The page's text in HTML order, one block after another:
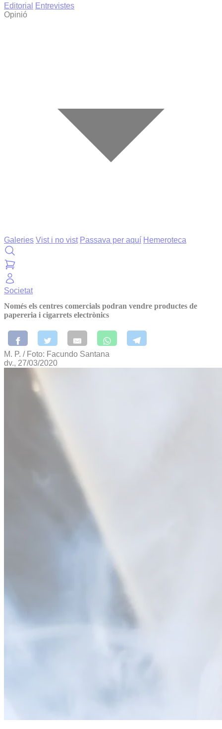
Editorial
Entrevistes
Opinió
Galeries Vist i no vist Passava per aquí Hemeroteca
Societat
Només els centres comercials podran vendre productes de
papereria i cigarrets electrònics
M. P. / Foto: Facundo Santana
dv., 27/03/2020